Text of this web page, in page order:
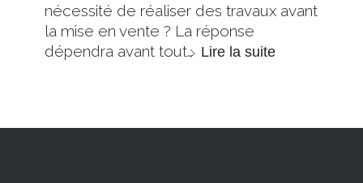
nécessité de réaliser des travaux avant
la mise en vente ? La réponse
dépendra avant tout… Lire la suite